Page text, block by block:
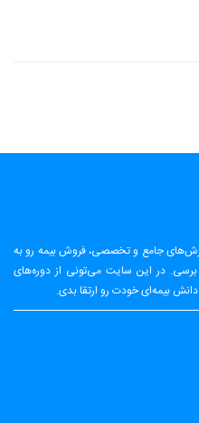
جامع و تخصصی، فروش بیمه رو به
برسی. در این سایت می‌تونی از دوره‌های
بیمه‌ای خودت رو ارتقا بدی.